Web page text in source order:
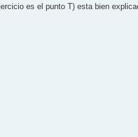
es el punto T) esta bien